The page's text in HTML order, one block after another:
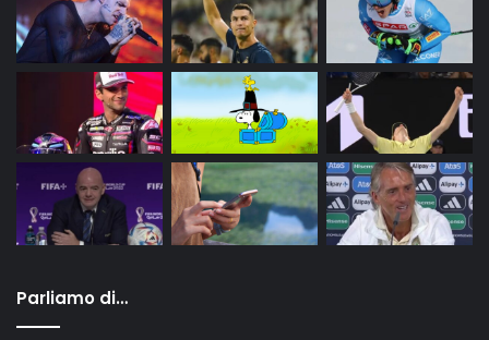
Parliamo di…